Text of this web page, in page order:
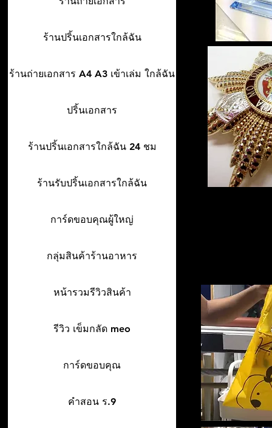
ร้านปริ้นเอกสารใกล้ฉัน
ร้านถ่ายเอกสาร A4 A3 เข้าเล่ม ใกล้ฉัน
ปริ้นเอกสาร
ร้านปริ้นเอกสารใกล้ฉัน 24 ชม
ร้านรับปริ้นเอกสารใกล้ฉัน
การ์ดขอบคุณผู้ใหญ่
กลุ่มสินค้าร้านอาหาร
หน้ารวมรีวิวสินค้า
รีวิว เข็มกลัด meo
การ์ดขอบคุณ
คำสอน ร.9